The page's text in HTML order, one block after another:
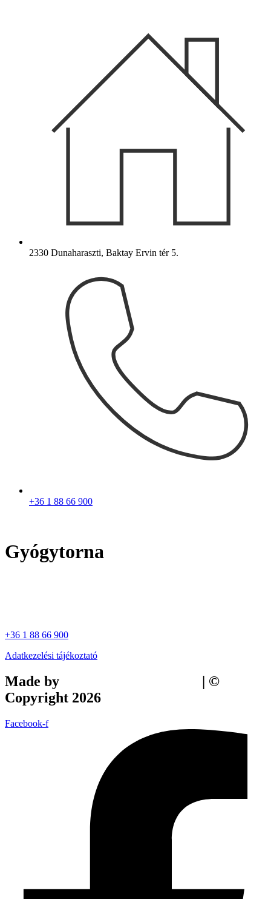
2330 Dunaharaszti, Baktay Ervin tér 5.
+36 1 88 66 900
Gyógytorna
+36 1 88 66 900
Adatkezelési tájékoztató
Made by
| ©
Copyright 2026
Facebook-f